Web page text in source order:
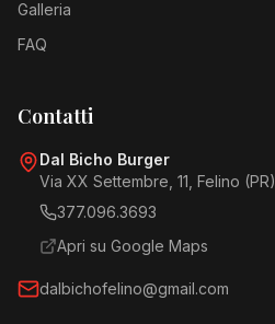
Galleria
FAQ
Contatti
Dal Bicho Burger
Via XX Settembre, 11, Felino (PR)
377.096.3693
Apri su Google Maps
dalbichofelino@gmail.com